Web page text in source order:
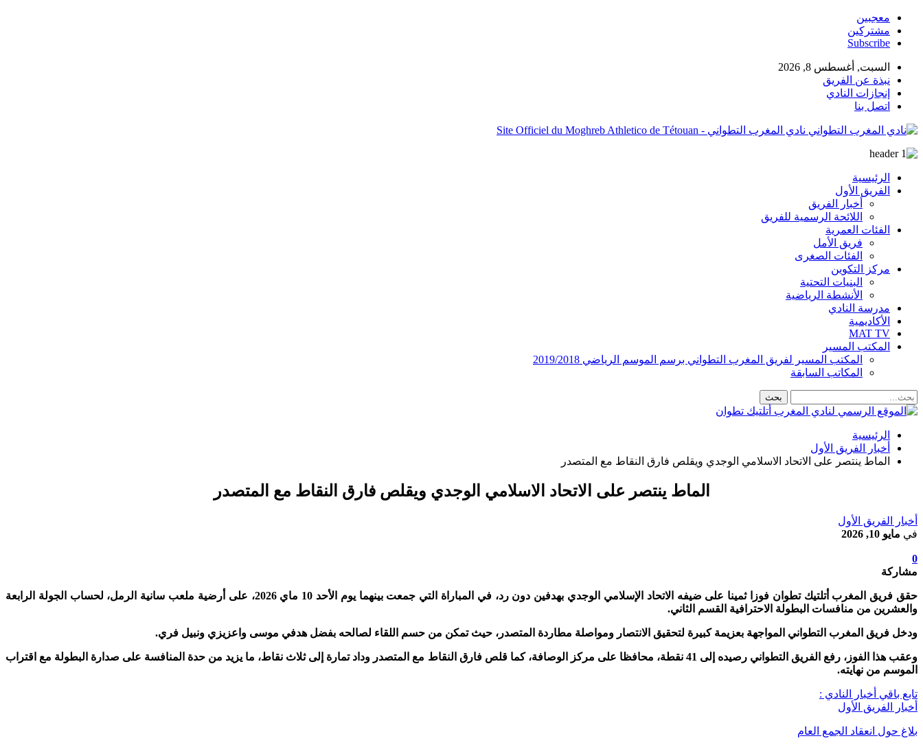
معجبين
مشتركين
Subscribe
السبت, أغسطس 8, 2026
نبذة عن الفريق
إنجازات النادي
اتصل بنا
نادي المغرب التطواني - Site Officiel du Moghreb Athletico de Tétouan
الرئيسية
الفريق الأول
أخبار الفريق
اللائحة الرسمية للفريق
الفئات العمرية
فريق الأمل
الفئات الصغرى
مركز التكوين
البنيات التحتية
الأنشطة الرياضية
مدرسة النادي
الأكاديمية
MAT TV
المكتب المسير
المكتب المسير لفريق المغرب التطواني برسم الموسم الرياضي 2019/2018
المكاتب السابقة
الرئيسية
أخبار الفريق الأول
الماط ينتصر على الاتحاد الاسلامي الوجدي ويقلص فارق النقاط مع المتصدر
الماط ينتصر على الاتحاد الاسلامي الوجدي ويقلص فارق النقاط مع المتصدر
أخبار الفريق الأول
في مايو 10, 2026
0
مشاركة
حقق فريق المغرب أتلتيك تطوان فوزا ثمينا على ضيفه الاتحاد الإسلامي الوجدي بهدفين دون رد، في المباراة التي جمعت بينهما يوم الأحد 10 ماي 2026، على أرضية ملعب سانية الرمل، لحساب الجولة الرابعة
والعشرين من منافسات البطولة الاحترافية القسم الثاني.
ودخل فريق المغرب التطواني المواجهة بعزيمة كبيرة لتحقيق الانتصار ومواصلة مطاردة المتصدر، حيث تمكن من حسم اللقاء لصالحه بفضل هدفي موسى واعزيزي ونبيل فري.
وعقب هذا الفوز، رفع الفريق التطواني رصيده إلى 41 نقطة، محافظا على مركز الوصافة، كما قلص فارق النقاط مع المتصدر وداد تمارة إلى ثلاث نقاط، ما يزيد من حدة المنافسة على صدارة البطولة مع اقتراب
الموسم من نهايته.
تابع باقي أخبار النادي :
أخبار الفريق الأول
بلاغ حول انعقاد الجمع العام